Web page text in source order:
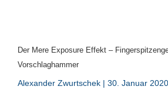
Der Mere Exposure Effekt –
Vorschlaghammer
Alexander Zwurtschek 30. Januar 2020